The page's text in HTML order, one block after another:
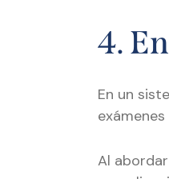
4.
En un
Al